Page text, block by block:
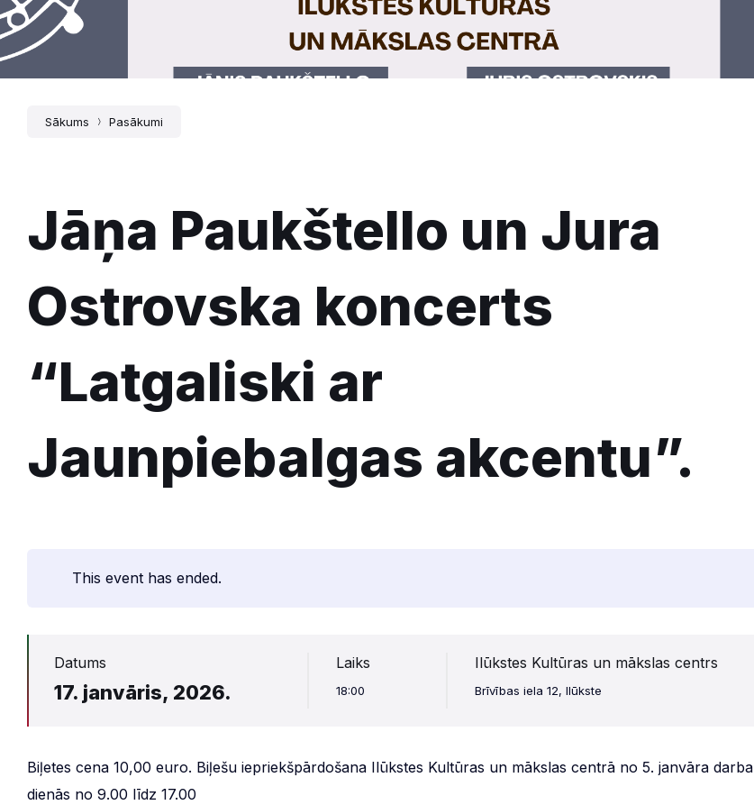
Sākums Pasākumi
Jāņa Paukštello un Jura
Ostrovska koncerts
“Latgaliski ar
Jaunpiebalgas akcentu”.
This event has ended.
Datums
17. janvāris, 2026.
Laiks
18:00
Ilūkstes Kultūras un mākslas centrs
Brīvības iela 12, Ilūkste
Biļetes cena 10,00 euro. Biļešu iepriekšpārdošana Ilūkstes Kultūras un mākslas centrā no 5. janvāra darba
dienās no 9.00 līdz 17.00